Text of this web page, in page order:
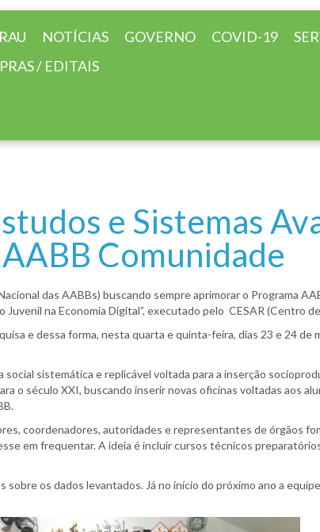
NOTÍCIAS GOVERNO COVID-19
/ EDITAIS
e Sistemas
Comunidade
das AABBs) buscando sempre aprimorar o Programa
na Economia Digital”, executado pelo CESAR (Centro
e dessa forma, nesta quarta e quinta-feira, dias 23 e 24 de
sistemática e replicável voltada para a inserção
o século XXI, buscando inserir novas oficinas voltadas aos
coordenadores, autoridades e representantes de órgãos
em frequentar. A ideia é incluir cursos técnicos
os dados levantados. Já no início do próximo ano a